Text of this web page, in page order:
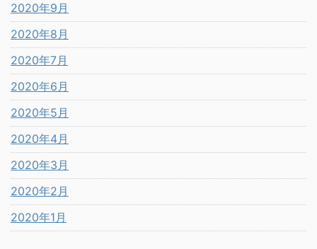
2020年9月
2020年8月
2020年7月
2020年6月
2020年5月
2020年4月
2020年3月
2020年2月
2020年1月